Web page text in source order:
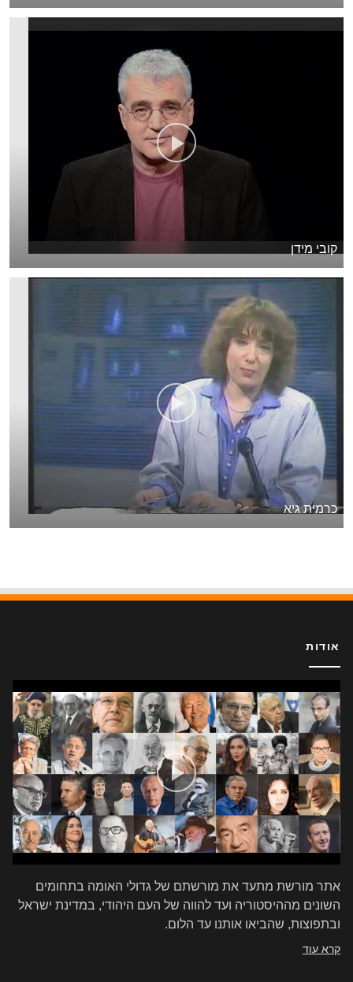
קובי מידן
כרמית גיא
אודות
אתר מורשת מתעד את מורשתם של גדולי האומה בתחומים
השונים מההיסטוריה ועד להווה של העם היהודי, במדינת ישראל
ובתפוצות, שהביאו אותנו עד הלום.
קרא עוד